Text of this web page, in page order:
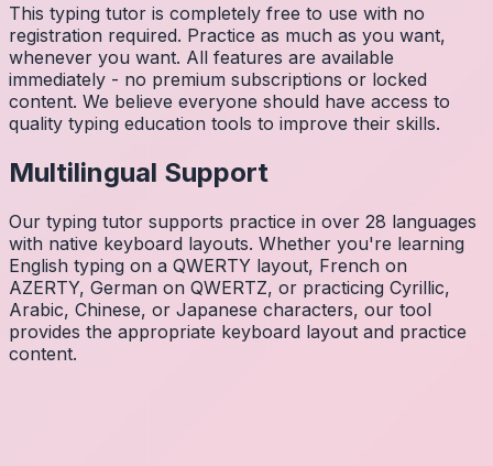
This typing tutor is completely free to use with no
registration required. Practice as much as you want,
whenever you want. All features are available
immediately - no premium subscriptions or locked
content. We believe everyone should have access to
quality typing education tools to improve their skills.
Multilingual Support
Our typing tutor supports practice in over 28 languages
with native keyboard layouts. Whether you're learning
English typing on a QWERTY layout, French on
AZERTY, German on QWERTZ, or practicing Cyrillic,
Arabic, Chinese, or Japanese characters, our tool
provides the appropriate keyboard layout and practice
content.